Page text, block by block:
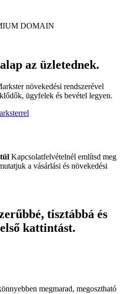
DOMAIN
az üzletednek.
növekedési rendszerével
ügyfelek és bevétel legyen.
Kapcsolatfelvételnél említsd meg
a vásárlási és növekedési
tisztábbá és
kattintást.
megmarad, megosztható